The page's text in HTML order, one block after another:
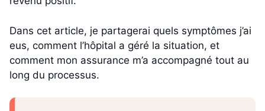
Dans cet article, je partagerai quels symptômes j’ai
eus, comment l’hôpital a géré la situation, et
comment mon assurance m’a accompagné tout au
long du processus.